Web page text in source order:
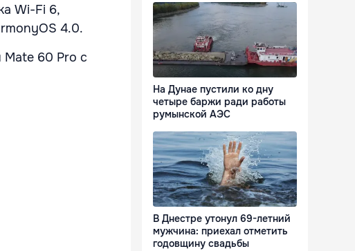
Wi-Fi 6,
4.0.
Mate 60 Pro с
На Дунае пустили ко дну
четыре баржи ради работы
румынской АЭС
В Днестре утонул 69-летний
мужчина: приехал отметить
годовщину свадьбы